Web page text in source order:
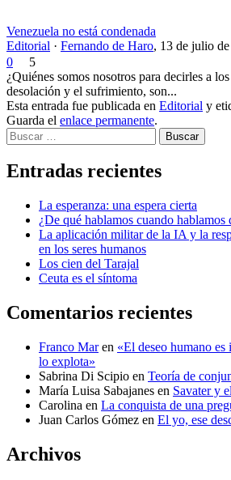
Venezuela no está condenada
Editorial · Fernando de Haro, 13 de julio
0
5
¿Quiénes somos nosotros para decirles a
desolación y el sufrimiento, son...
Esta entrada fue publicada en Editorial y
Guarda el enlace permanente.
Buscar
Entradas recientes
La esperanza: una espera cierta
¿De qué hablamos cuando hablamos
La aplicación militar de la IA y la
en los seres humanos
Los cien del Tarajal
Ceuta es el síntoma
Comentarios recientes
Franco Maren «El deseo humano
lo explota»
Sabrina Di Scipio en Teoría de
María Luisa Sabajanes en Savater y
Carolina en La conquista de una
Juan Carlos Gómez en El yo, ese
Archivos